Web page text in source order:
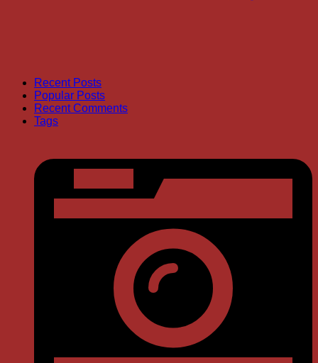
Recent Posts
Popular Posts
Recent Comments
Tags